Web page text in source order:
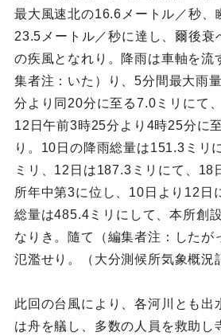
最大風速北の16.6メートル／秒、
23.5メートル／秒に達し、爾後衰
の疾風となれり。降雨は車軸を流
集者注：いた）り、5分間最大雨
分より同20分に至る7.0ミリにて
12日午前3時25分より4時25分に
り。10日の降雨総量は151.3ミリ
ミリ、12日は187.3ミリにて、18
所年中第3に位し、10日より12日
総量は485.4ミリにして、本所創
なりき。隨て（編集者注：したが
氾濫せり。（大分測候所気象概況
此回の台風により、各河川とも出
は舟を艤し、多数の人員を救助し